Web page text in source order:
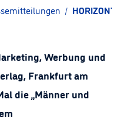
/ HORIZONT
Werbung und
Frankfurt am
die „Männer und